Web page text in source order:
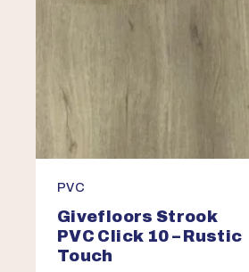
PVC
Givefloors Strook
PVC Click 10 – Rustic
Touch